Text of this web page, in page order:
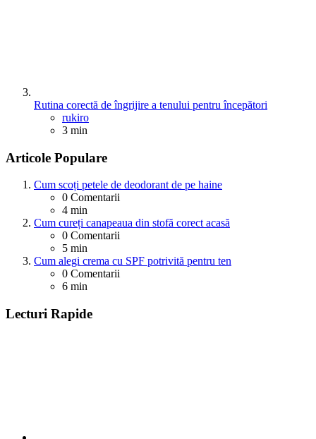
Rutina corectă de îngrijire a tenului pentru începători
Posted
rukiro
3 min
Articole Populare
Cum scoți petele de deodorant de pe haine
0 Comentarii
4 min
Cum cureți canapeaua din stofă corect acasă
0 Comentarii
5 min
Cum alegi crema cu SPF potrivită pentru ten
0 Comentarii
6 min
Lecturi Rapide